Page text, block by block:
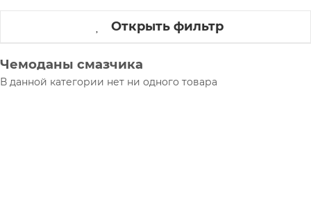
Открыть фильтр
Чемоданы смазчика
В данной категории нет ни одного товара